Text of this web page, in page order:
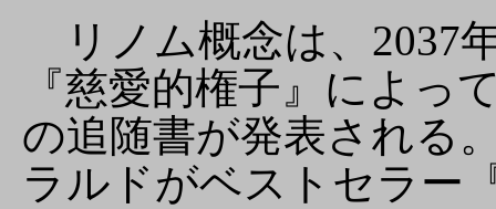
リノム概念は、2037
『慈愛的権子』によっ
の追随書が発表される
ラルドがベストセラー